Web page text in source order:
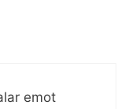
emot